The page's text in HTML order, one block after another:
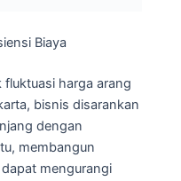
Biaya
harga arang
bisnis disarankan
dengan
membangun
mengurangi